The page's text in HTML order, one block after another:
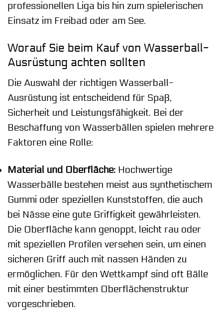
professionellen Liga bis hin zum spielerischen
Einsatz im Freibad oder am See.
Worauf Sie beim Kauf von Wasserball-
Ausrüstung achten sollten
Die Auswahl der richtigen Wasserball-
Ausrüstung ist entscheidend für Spaß,
Sicherheit und Leistungsfähigkeit. Bei der
Beschaffung von Wasserbällen spielen mehrere
Faktoren eine Rolle:
Material und Oberfläche: Hochwertige
Wasserbälle bestehen meist aus synthetischem
Gummi oder speziellen Kunststoffen, die auch
bei Nässe eine gute Griffigkeit gewährleisten.
Die Oberfläche kann genoppt, leicht rau oder
mit speziellen Profilen versehen sein, um einen
sicheren Griff auch mit nassen Händen zu
ermöglichen. Für den Wettkampf sind oft Bälle
mit einer bestimmten Oberflächenstruktur
vorgeschrieben.